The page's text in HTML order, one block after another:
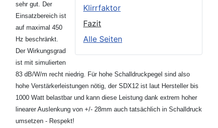
Klirrfaktor
Fazit
Alle Seiten
sehr gut. Der
Einsatzbereich ist
auf maximal 450
Hz beschränkt.
Der Wirkungsgrad
ist mit simulierten
83 dB/W/m recht niedrig. Für hohe Schalldruckpegel sind also
hohe Verstärkerleistungen nötig, der SDX12 ist laut Hersteller bis
1000 Watt belastbar und kann diese Leistung dank extrem hoher
linearer Auslenkung von +/- 28mm auch tatsächlich in Schalldruck
umsetzen - Respekt!